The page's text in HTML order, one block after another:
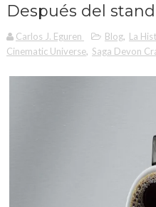
Después del
Carlos J. Eguren Blog, La
Cinematic Universe, Saga Devon